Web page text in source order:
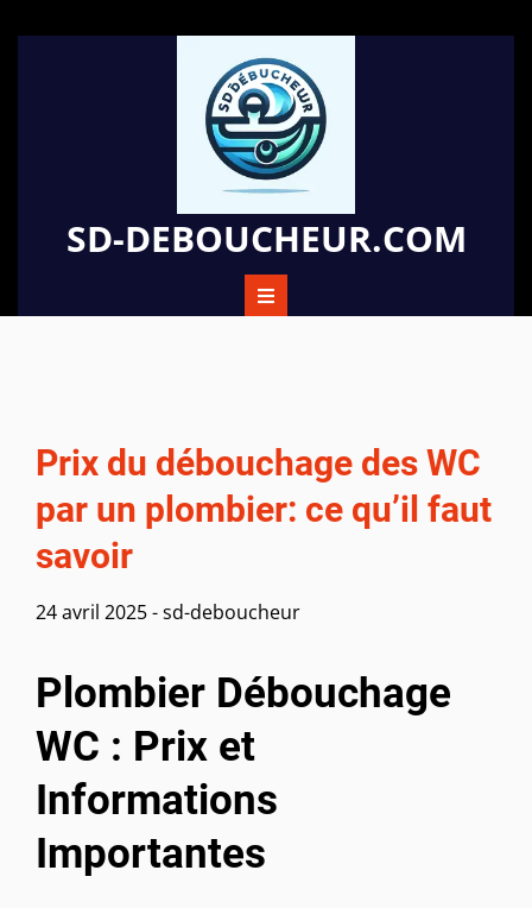
au
SD-DEBOUCHEUR.COM
Prix du débouchage des WC
par un plombier: ce qu’il faut
savoir
24 avril 2025-sd-deboucheur
Plombier Débouchage
WC : Prix et
Informations
Importantes